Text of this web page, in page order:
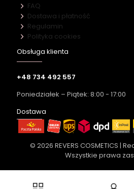
FAQ
Dostawa i płatność
Regulamin
Polityka cookies
Obsługa klienta
+48 734 492 557
Poniedziałek – Piątek: 8:00 - 17:00
Dostawa
© 2026 REVERS COSMETICS |
Wszystkie prawa